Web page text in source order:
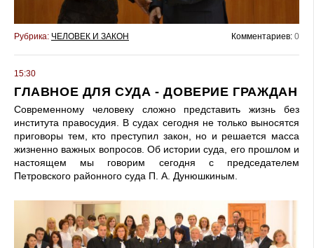
Рубрика: ЧЕЛОВЕК И ЗАКОН Комментариев: 0
15:30
ГЛАВНОЕ ДЛЯ СУДА - ДОВЕРИЕ ГРАЖДАН
Современному человеку сложно представить жизнь без
института правосудия. В судах сегодня не только выносятся
приговоры тем, кто преступил закон, но и решается масса
жизненно важных вопросов. Об истории суда, его прошлом и
настоящем мы говорим сегодня с председателем
Петровского районного суда П. А. Дунюшкиным.